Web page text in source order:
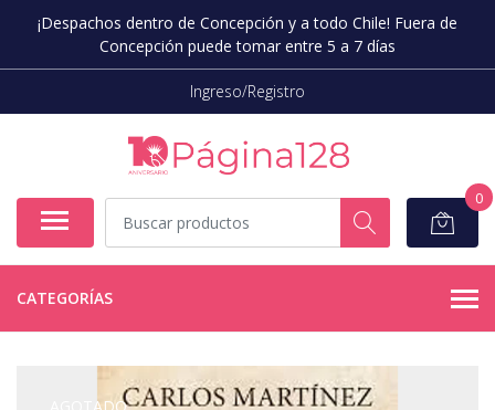
¡Despachos dentro de Concepción y a todo Chile! Fuera de
Concepción puede tomar entre 5 a 7 días
Ingreso/Registro
0
CATEGORÍAS